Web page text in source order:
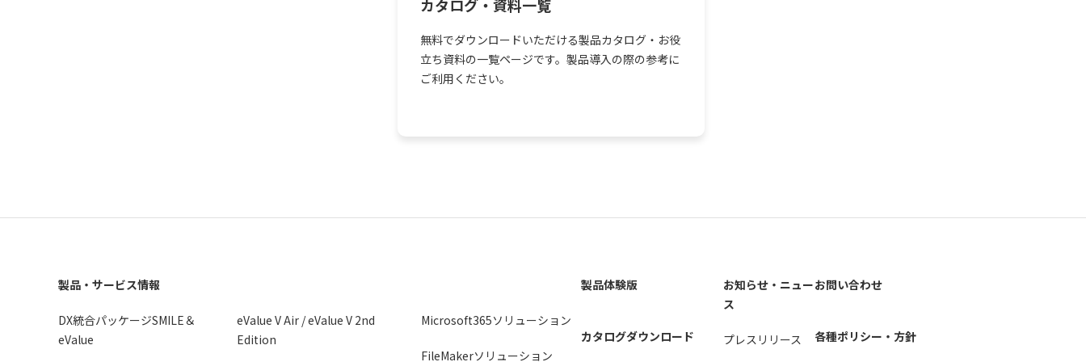
カタログ・資料一覧
無料でダウンロードいただける製品カタログ・お役
立ち資料の一覧ページです。製品導入の際の参考に
ご利用ください。
製品・サービス情報
DX統合パッケージSMILE＆
eValue
eValue V Air / eValue V 2nd
Edition
Microsoft365ソリューション
FileMakerソリューション
製品体験版
カタログダウンロード
お知らせ・ニュー
ス
プレスリリース
お問い合わせ
各種ポリシー・方針